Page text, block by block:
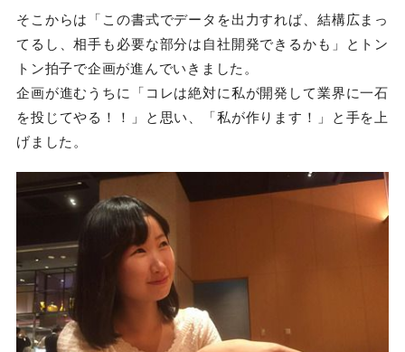
そこからは「この書式でデータを出力すれば、結構広まっ
てるし、相手も必要な部分は自社開発できるかも」とトン
トン拍子で企画が進んでいきました。
企画が進むうちに「コレは絶対に私が開発して業界に一石
を投じてやる！！」と思い、「私が作ります！」と手を上
げました。